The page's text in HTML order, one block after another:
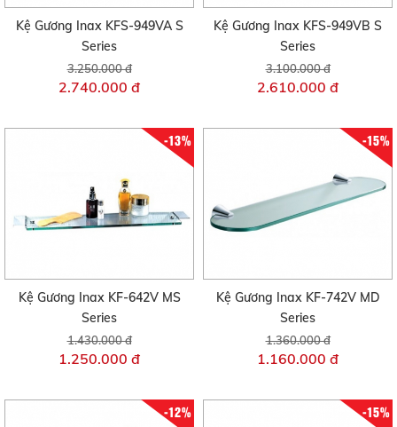
Kệ Gương Inax KFS-949VA S
Series
3.250.000 đ
2.740.000 đ
Kệ Gương Inax KFS-949VB S
Series
3.100.000 đ
2.610.000 đ
-13%
Kệ Gương Inax KF-642V MS
Series
1.430.000 đ
1.250.000 đ
-15%
Kệ Gương Inax KF-742V MD
Series
1.360.000 đ
1.160.000 đ
-12% -15%